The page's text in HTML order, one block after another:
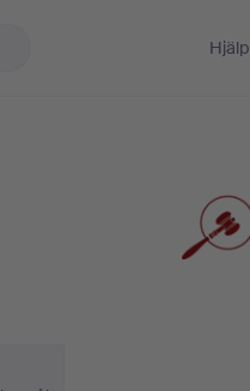
Hjälp